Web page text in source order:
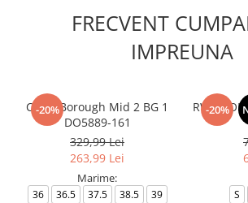
FRECVENT
IMPREUNA
-20%
Court Borough Mid 2 BG 1
DO5889-161
329,99 Lei
263,99 Lei
Marime:
36 36.5 37.5 38.5
39
-20%
RWB
S